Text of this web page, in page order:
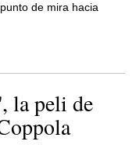
de mira hacia
la peli de